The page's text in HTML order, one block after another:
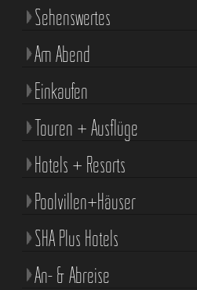
Sehenswertes
Am Abend
Einkaufen
Touren + Ausflüge
Hotels + Resorts
Poolvillen+Häuser
SHA Plus Hotels
An- & Abreise